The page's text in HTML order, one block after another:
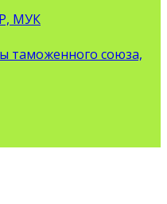
МУК
таможенного союза,